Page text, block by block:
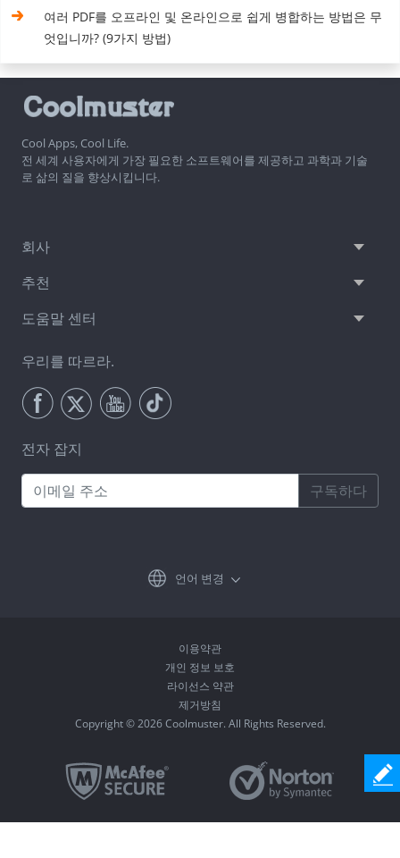
여러 PDF를 오프라인 및 온라인으로 쉽게 병합하는 방법은 무
엇입니까? (9가지 방법)
Cool Apps, Cool Life.
전 세계 사용자에게 가장 필요한 소프트웨어를 제공하고 과학과 기술
로 삶의 질을 향상시킵니다.
회사
추천
도움말 센터
우리를 따르라.
전자 잡지
구독하다
언어 변경
이용약관
개인 정보 보호
라이선스 약관
제거방침
Copyright © 2026 Coolmuster. All Rights Reserved.